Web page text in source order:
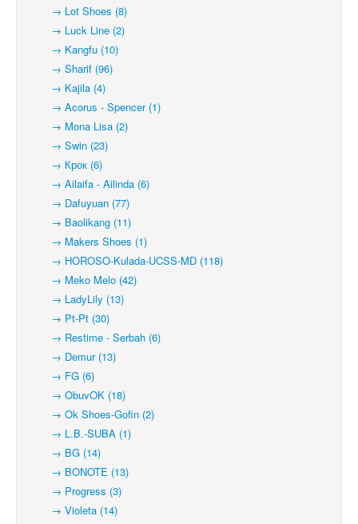
→ Lot Shoes (8)
→ Luck Line (2)
→ Kangfu (10)
→ Sharif (96)
→ Kajila (4)
→ Acorus - Spencer (1)
→ Mona Lisa (2)
→ Swin (23)
→ Крок (6)
→ Ailaifa - Ailinda (6)
→ Dafuyuan (77)
→ Baolikang (11)
→ Makers Shoes (1)
→ HOROSO-Kulada-UCSS-MD (118)
→ Meko Melo (42)
→ LadyLily (13)
→ Pt-Pt (30)
→ Restime - Serbah (6)
→ Demur (13)
→ FG (6)
→ ObuvOK (18)
→ Ok Shoes-Gofin (2)
→ L.B.-SUBA (1)
→ BG (14)
→ BONOTE (13)
→ Progress (3)
→ Violeta (14)